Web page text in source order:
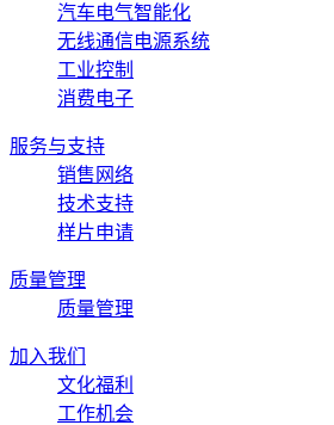
汽车电气智能化
无线通信电源系统
工业控制
消费电子
服务与支持
销售网络
技术支持
样片申请
质量管理
质量管理
加入我们
文化福利
工作机会